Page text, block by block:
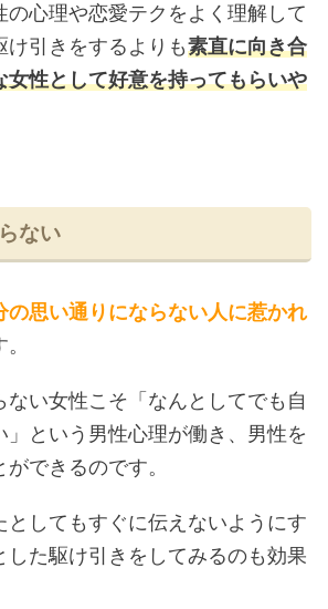
の心理や恋愛テクをよく理解して
け引きをするよりも素直に向き合
女性として好意を持ってもらいや
ない
の思い通りにならない人に惹かれ
ない女性こそ「なんとしてでも自
」という男性心理が働き、男性を
できるのです。
としてもすぐに伝えないようにす
した駆け引きをしてみるのも効果